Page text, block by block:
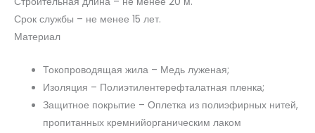
Срок службы – не менее 15 лет.
Материал
Токопроводящая жила – Медь луженая;
Изоляция – Полиэтилентерефталатная пленка;
Защитное покрытие – Оплетка из полиэфирных нитей,
пропитанных кремнийорганическим лаком